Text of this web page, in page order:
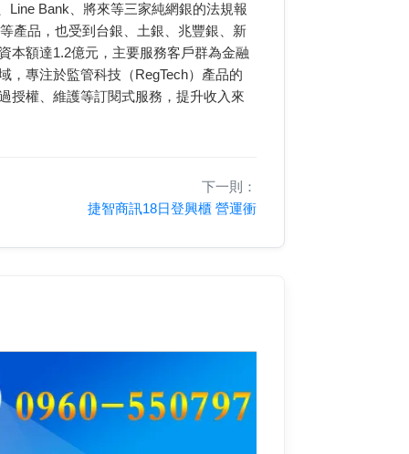
Line Bank、將來等三家純網銀的法規報
產品，也受到台銀、土銀、兆豐銀、新
本額達1.2億元，主要服務客戶群為金融
，專注於監管科技（RegTech）產品的
授權、維護等訂閱式服務，提升收入來
下一則：
捷智商訊18日登興櫃 營運衝